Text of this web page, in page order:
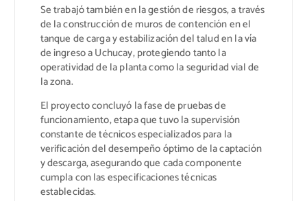
Se trabajó también en la gestión de riesgos, a través
de la construcción de muros de contención en el
tanque de carga y estabilización del talud en la vía
de ingreso a Uchucay, protegiendo tanto la
operatividad de la planta como la seguridad vial de
la zona.
El proyecto concluyó la fase de pruebas de
funcionamiento, etapa que tuvo la supervisión
constante de técnicos especializados para la
verificación del desempeño óptimo de la captación
y descarga, asegurando que cada componente
cumpla con las especificaciones técnicas
establecidas.